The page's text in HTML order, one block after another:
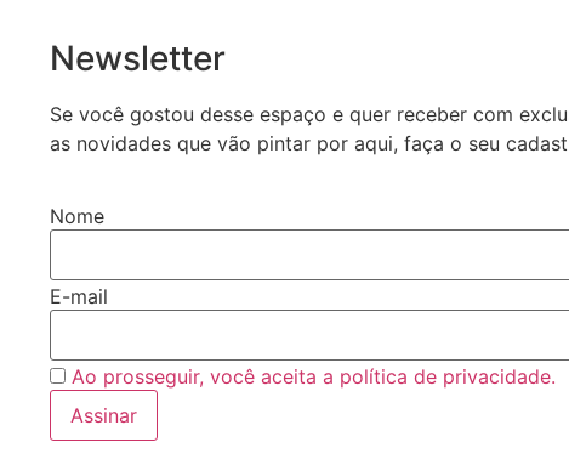
Newsletter
Se você gostou desse espaço e quer receber com
as novidades que vão pintar por aqui, faça o seu
Nome
E-mail
Ao prosseguir, você aceita a política de privacidade.